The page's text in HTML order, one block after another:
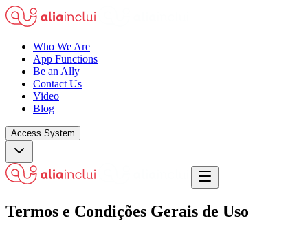
Who We Are
App Functions
Be an Ally
Contact Us
Video
Blog
Access System
Termos e Condições Gerais de Uso